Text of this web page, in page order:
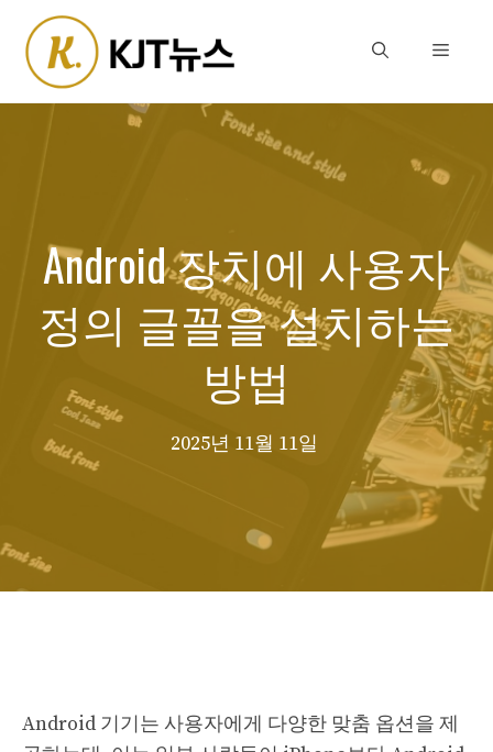
content
Menu
Android 장치에 사용자
정의 글꼴을 설치하는
방법
2025년 11월 11일
Android 기기는 사용자에게 다양한 맞춤 옵션을 제